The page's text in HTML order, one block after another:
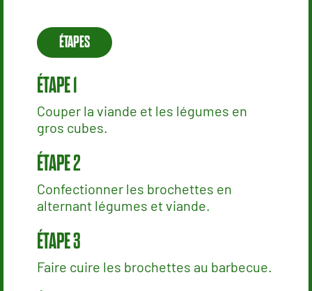
ÉTAPES
Couper la viande et les légumes en
gros cubes.
Confectionner les brochettes en
alternant légumes et viande.
Faire cuire les brochettes au barbecue.